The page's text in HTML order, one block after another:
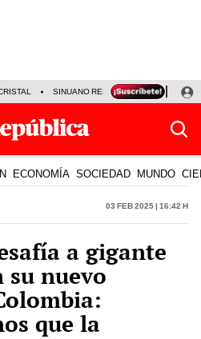
SINUANO RESULTADOS HOY
ECONOMÍA SOCIEDAD MUNDO
03 Feb 2025 | 16:42 h
a gigante
su nuevo
que la